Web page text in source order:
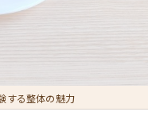
する整体の魅力